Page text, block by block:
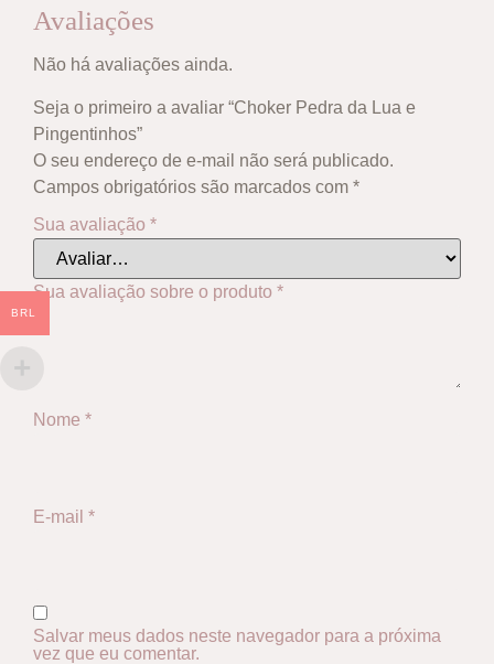
Avaliações
Não há avaliações ainda.
Seja o primeiro a avaliar “Choker Pedra da Lua e
Pingentinhos”
O seu endereço de e-mail não será publicado.
Campos obrigatórios são marcados com *
Sua avaliação *
Sua avaliação sobre o produto *
Nome *
E-mail *
Salvar meus dados neste navegador para a próxima
vez que eu comentar.
BRL